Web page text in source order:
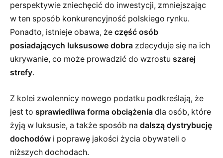
perspektywie zniechęcić do inwestycji, zmniejszając
w ten sposób konkurencyjność polskiego rynku.
Ponadto, istnieje obawa, że część osób
posiadających luksusowe dobra zdecyduje się na ich
ukrywanie, co może prowadzić do wzrostu szarej
strefy.
Z kolei zwolennicy nowego podatku podkreślają, że
jest to sprawiedliwa forma obciążenia dla osób, które
żyją w luksusie, a także sposób na dalszą dystrybucję
dochodów i poprawę jakości życia obywateli o
niższych dochodach.